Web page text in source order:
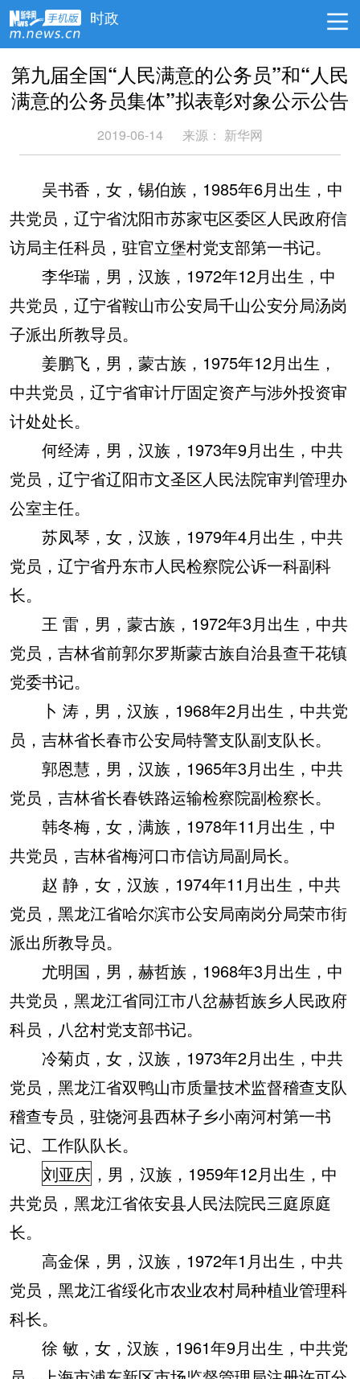
时政
第九届全国“人民满意的公务员”和“人民
满意的公务员集体”拟表彰对象公示公告
2019-06-14 来源： 新华网
吴书香，女，锡伯族，1985年6月出生，中
共党员，辽宁省沈阳市苏家屯区委区人民政府信
访局主任科员，驻官立堡村党支部第一书记。
李华瑞，男，汉族，1972年12月出生，中
共党员，辽宁省鞍山市公安局千山公安分局汤岗
子派出所教导员。
姜鹏飞，男，蒙古族，1975年12月出生，
中共党员，辽宁省审计厅固定资产与涉外投资审
计处处长。
何经涛，男，汉族，1973年9月出生，中共
党员，辽宁省辽阳市文圣区人民法院审判管理办
公室主任。
苏凤琴，女，汉族，1979年4月出生，中共
党员，辽宁省丹东市人民检察院公诉一科副科
长。
王 雷，男，蒙古族，1972年3月出生，中共
党员，吉林省前郭尔罗斯蒙古族自治县查干花镇
党委书记。
卜 涛，男，汉族，1968年2月出生，中共党
员，吉林省长春市公安局特警支队副支队长。
郭恩慧，男，汉族，1965年3月出生，中共
党员，吉林省长春铁路运输检察院副检察长。
韩冬梅，女，满族，1978年11月出生，中
共党员，吉林省梅河口市信访局副局长。
赵 静，女，汉族，1974年11月出生，中共
党员，黑龙江省哈尔滨市公安局南岗分局荣市街
派出所教导员。
尤明国，男，赫哲族，1968年3月出生，中
共党员，黑龙江省同江市八岔赫哲族乡人民政府
科员，八岔村党支部书记。
冷菊贞，女，汉族，1973年2月出生，中共
党员，黑龙江省双鸭山市质量技术监督稽查支队
稽查专员，驻饶河县西林子乡小南河村第一书
记、工作队队长。
刘亚庆 ，男，汉族，1959年12月出生，中
共党员，黑龙江省依安县人民法院民三庭原庭
长。
高金保，男，汉族，1972年1月出生，中共
党员，黑龙江省绥化市农业农村局种植业管理科
科长。
徐 敏，女，汉族，1961年9月出生，中共党